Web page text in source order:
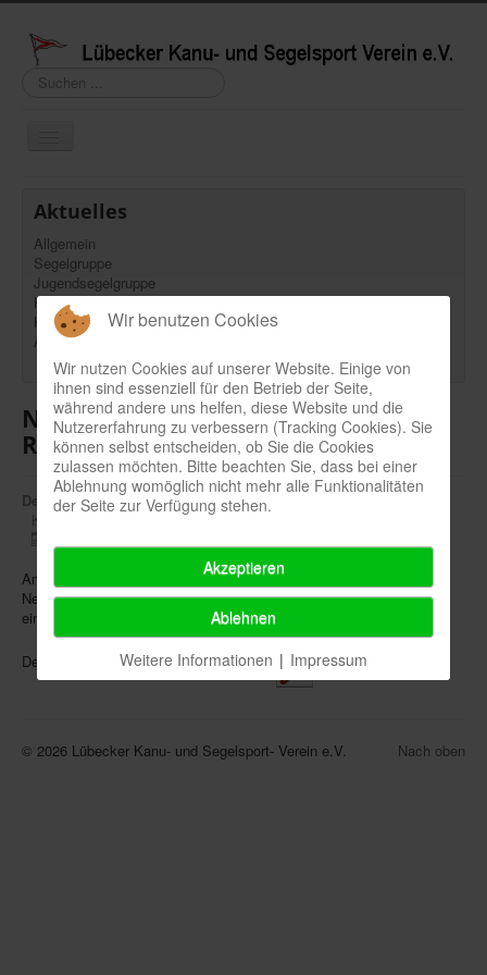
Suchen
Termine
Aktuelles
Vereinsboote
Mitgliederbereich
Kontakt/Impressum
Datenschutz
100 Jahre LKV
Aktuelles
Allgemein
Segelgruppe
Jugendsegelgruppe
Kanuwandergruppe
Kanurennsportgruppe
Angelgruppe
Neptuns Cup - Schatzsuche am
Ratzeburger See
Details
Kategorie:
Am 01.06.2024 gab es für die Erwachsenensegelsparte eine
Neuauflage des historischen LKV "Neptuns Cup". Dieser führte in
einer Schatzsuche die Crews quer über den Ratzeburger See,
Den gesamten Artikel gibt es--->HIER <---
Nach oben
© 2026 Lübecker Kanu- und Segelsport- Verein e.V.
Wir benutzen Cookies
Wir nutzen Cookies auf unserer Website. Einige von
ihnen sind essenziell für den Betrieb der Seite,
während andere uns helfen, diese Website und die
Nutzererfahrung zu verbessern (Tracking Cookies). Sie
können selbst entscheiden, ob Sie die Cookies
zulassen möchten. Bitte beachten Sie, dass bei einer
Ablehnung womöglich nicht mehr alle Funktionalitäten
der Seite zur Verfügung stehen.
Akzeptieren
Ablehnen
Weitere Informationen | Impressum